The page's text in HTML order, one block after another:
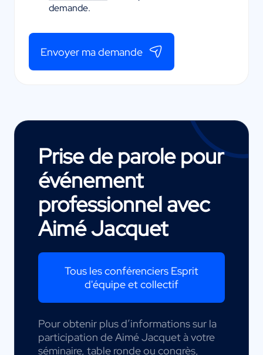
demande.
Envoyer ma demande
Prise de parole pour
événement
professionnel avec
Aimé Jacquet
Tous les conférenciers Esprit
d'équipe et collectif
Pour obtenir plus d’informations sur la
participation de Aimé Jacquet à votre
séminaire, table ronde ou congrès,